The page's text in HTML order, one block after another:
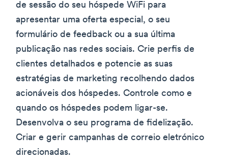
de sessão do seu hóspede WiFi para
apresentar uma oferta especial, o seu
formulário de feedback ou a sua última
publicação nas redes sociais. Crie perfis de
clientes detalhados e potencie as suas
estratégias de marketing recolhendo dados
acionáveis dos hóspedes. Controle como e
quando os hóspedes podem ligar-se.
Desenvolva o seu programa de fidelização.
Criar e gerir campanhas de correio eletrónico
direcionadas.